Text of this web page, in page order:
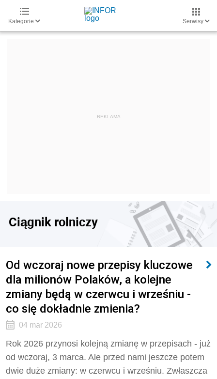
Kategorie Serwisy
Ciągnik rolniczy
Od wczoraj nowe przepisy kluczowe
dla milionów Polaków, a kolejne
zmiany będą w czerwcu i wrześniu -
co się dokładnie zmienia?
04 mar 2026
Rok 2026 przynosi kolejną zmianę w przepisach - już
od wczoraj, 3 marca. Ale przed nami jeszcze potem
dwie duże zmiany: w czerwcu i wrześniu. Zwłaszcza